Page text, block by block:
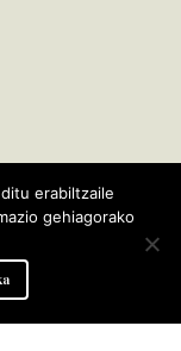
erabiltzaile
gehiagorako